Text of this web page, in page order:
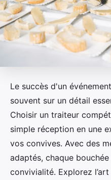
Le succès d'un
souvent sur un détail
Choisir un traiteur
simple réception en une
vos convives. Avec des
adaptés, chaque
convivialité. Explorez